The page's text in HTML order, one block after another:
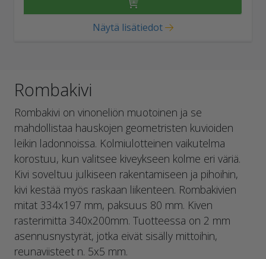
Näytä lisätiedot
Rombakivi
Rombakivi on vinoneliön muotoinen ja se
mahdollistaa hauskojen geometristen kuvioiden
leikin ladonnoissa. Kolmiulotteinen vaikutelma
korostuu, kun valitsee kiveykseen kolme eri väriä.
Kivi soveltuu julkiseen rakentamiseen ja pihoihin,
kivi kestää myös raskaan liikenteen. Rombakivien
mitat 334x197 mm, paksuus 80 mm. Kiven
rasterimitta 340x200mm. Tuotteessa on 2 mm
asennusnystyrät, jotka eivät sisälly mittoihin,
reunaviisteet n. 5x5 mm.